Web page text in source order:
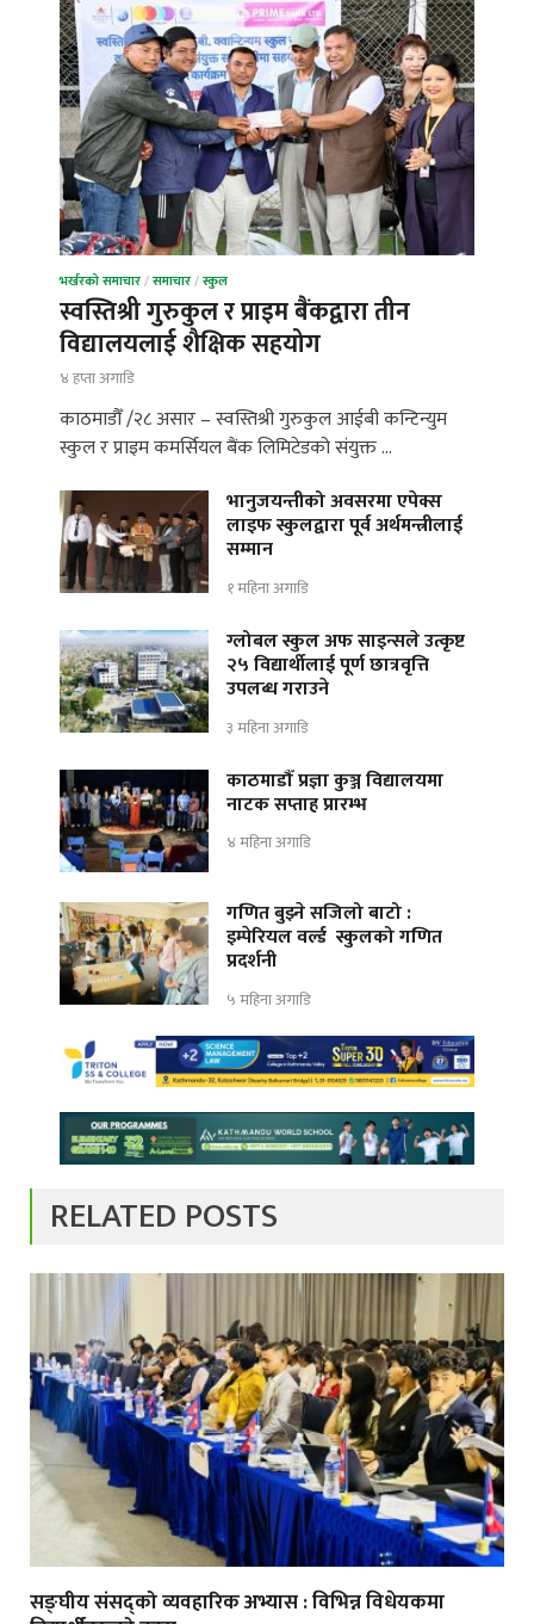
भर्खरको समाचार/समाचार/स्कुल
स्वस्तिश्री गुरुकुल र प्राइम बैंकद्वारा तीन
विद्यालयलाई शैक्षिक सहयोग
४ हप्ता अगाडि
काठमाडौँ /२८ असार – स्वस्तिश्री गुरुकुल आईबी कन्टिन्युम
स्कुल र प्राइम कमर्सियल बैंक लिमिटेडको संयुक्त …
भानुजयन्तीको अवसरमा एपेक्स
लाइफ स्कुलद्वारा पूर्व अर्थमन्त्रीलाई
सम्मान
१ महिना अगाडि
ग्लोबल स्कुल अफ साइन्सले उत्कृष्ट
२५ विद्यार्थीलाई पूर्ण छात्रवृत्ति
उपलब्ध गराउने
३ महिना अगाडि
काठमाडौँ प्रज्ञा कुञ्ज विद्यालयमा
नाटक सप्ताह प्रारम्भ
४ महिना अगाडि
गणित बुझ्ने सजिलो बाटो :
इम्पेरियल वर्ल्ड स्कुलको गणित
प्रदर्शनी
५ महिना अगाडि
RELATED POSTS
सङ्घीय संसद्को व्यवहारिक अभ्यास : विभिन्न विधेयकमा